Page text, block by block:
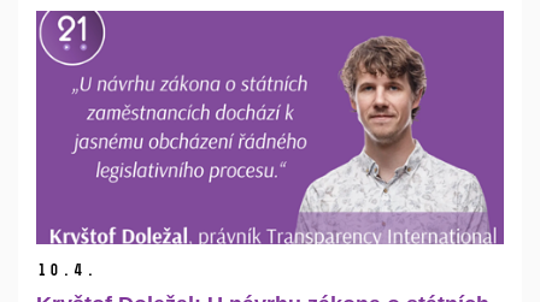
10. 4.